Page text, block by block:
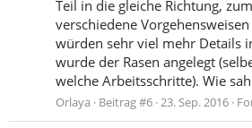
Teil in die gleiche Richtung,
verschiedene
würden sehr viel mehr Details
wurde der Rasen angelegt
welche Arbeitsschritte). Wie
Orlaya Beitrag #6 23. Sep. 2016